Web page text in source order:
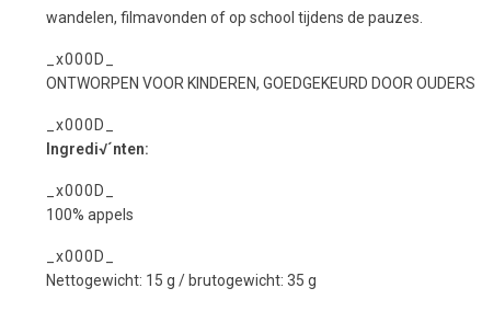
wandelen, filmavonden of op school tijdens de pauzes.
_x000D_
ONTWORPEN VOOR KINDEREN, GOEDGEKEURD DOOR OUDERS
_x000D_
Ingredi√´nten:
_x000D_
100% appels
_x000D_
Nettogewicht: 15 g / brutogewicht: 35 g